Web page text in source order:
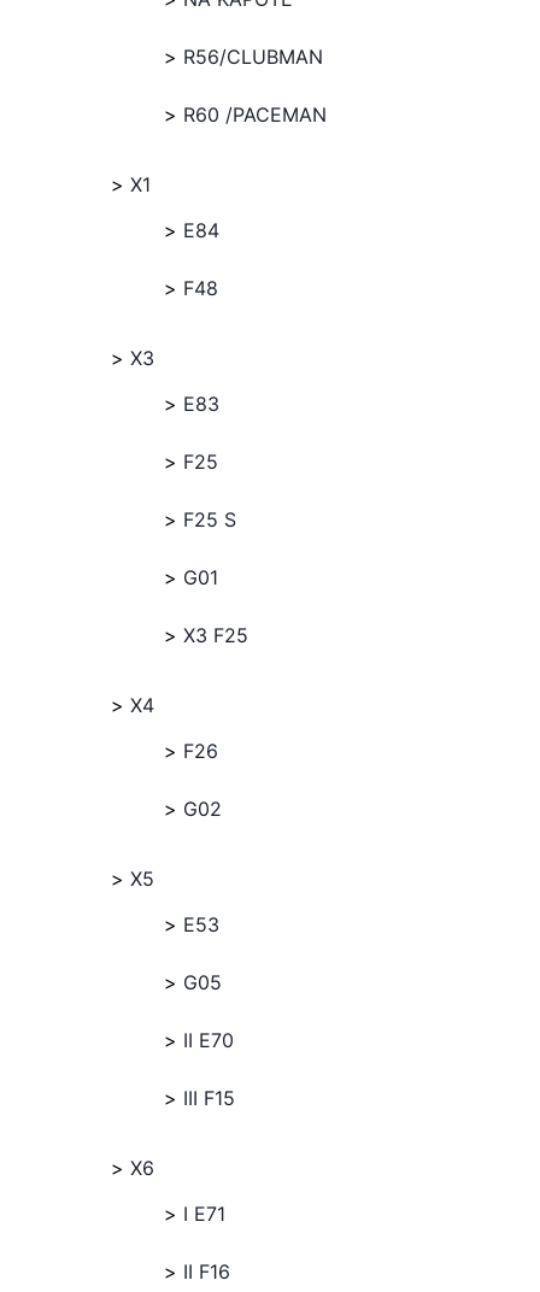
R56/CLUBMAN
R60 /PACEMAN
X1
E84
F48
X3
E83
F25
F25 S
G01
X3 F25
X4
F26
G02
X5
E53
G05
II E70
III F15
X6
I E71
II F16